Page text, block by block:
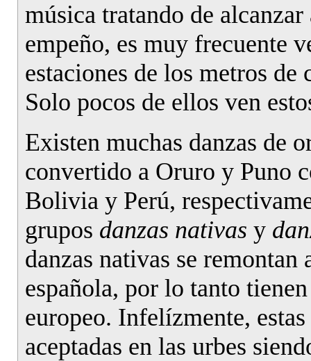
música tratando de
empeño, es muy frecuente
estaciones de los metros
Solo pocos de ellos ven
Existen muchas danzas de
convertido a Oruro y Puno
Bolivia y Perú,
grupos danzas nativas y
danzas nativas se remontan
española, por lo tanto
europeo. Infelízmente, estas
aceptadas en las urbes